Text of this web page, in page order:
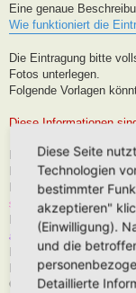
Eine genaue
Wie funktioniert die
Die Eintragung bitte
Fotos unterlegen.
Folgende Vorlagen
Diese Informationen
Hortus-Name:
Bedeutung des Hortus-
Dein Name:(Muss kein
sein)
Postleitzahl (oder
aber nur in der Nähe,
Hortus-Ort:wie PLZ
Hortus-Land:
Größe in m2:
Diese Seite
Technologien
bestimmter
akzeptieren"
(Einwilligung).
und die
Detaillierte